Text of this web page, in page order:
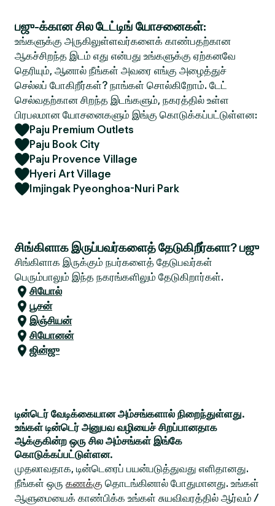
பஜு-க்கான சில டேட்டிங் யோசனைகள்:
உங்களுக்கு அருகிலுள்ளவர்களைக் காண்பதற்கான
ஆகச்சிறந்த இடம் எது என்பது உங்களுக்கு ஏற்கனவே
தெரியும், ஆனால் நீங்கள் அவரை எங்கு அழைத்துச்
செல்லப் போகிறீர்கள்? நாங்கள் சொல்கிறோம். டேட்
செல்வதற்கான சிறந்த இடங்களும், நகரத்தில் உள்ள
பிரபலமான யோசனைகளும் இங்கு கொடுக்கப்பட்டுள்ளன:
Paju Premium Outlets
Paju Book City
Paju Provence Village
Hyeri Art Village
Imjingak Pyeonghoa-Nuri Park
சிங்கிளாக இருப்பவர்களைத் தேடுகிறீர்களா? பஜு
சிங்கிளாக இருக்கும் நபர்களைத் தேடுபவர்கள்
பெரும்பாலும் இந்த நகரங்களிலும் தேடுகிறார்கள்.
சியோல்
பூசன்
இஞ்சியன்
சியோனன்
ஜின்ஜு
டின்டெர் வேடிக்கையான அம்சங்களால் நிறைந்துள்ளது.
உங்கள் டின்டெர் அனுபவ வழியைச் சிறப்பானதாக
ஆக்குகின்ற ஒரு சில அம்சங்கள் இங்கே
கொடுக்கப்பட்டுள்ளன.
முதலாவதாக, டின்டெரைப் பயன்படுத்துவது எளிதானது.
நீங்கள் ஒரு கணக்கு தொடங்கினால் போதுமானது. உங்கள்
ஆளுமையைக் காண்பிக்க உங்கள் சுயவிவரத்தில் ஆர்வம் /